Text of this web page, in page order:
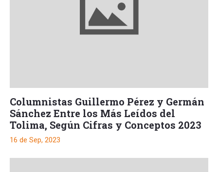
Columnistas Guillermo Pérez y Germán
Sánchez Entre los Más Leídos del
Tolima, Según Cifras y Conceptos 2023
16 de Sep, 2023